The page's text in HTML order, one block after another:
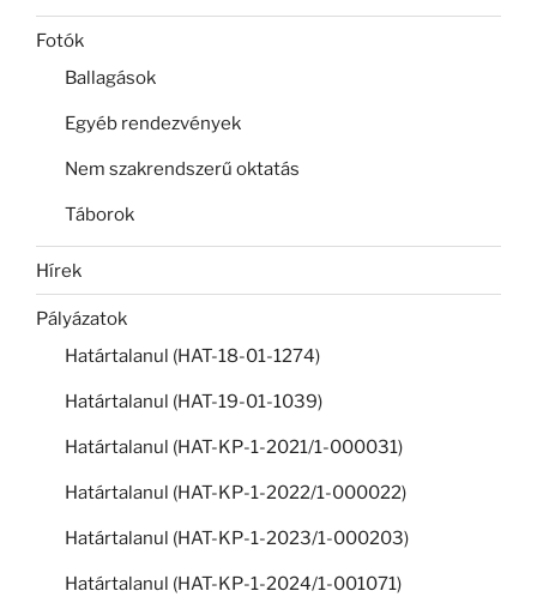
Fotók
Ballagások
Egyéb rendezvények
Nem szakrendszerű oktatás
Táborok
Hírek
Pályázatok
Határtalanul (HAT-18-01-1274)
Határtalanul (HAT-19-01-1039)
Határtalanul (HAT-KP-1-2021/1-000031)
Határtalanul (HAT-KP-1-2022/1-000022)
Határtalanul (HAT-KP-1-2023/1-000203)
Határtalanul (HAT-KP-1-2024/1-001071)